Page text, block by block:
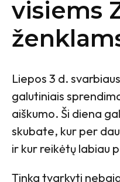
visiems
Liepos 3 d.
galutiniais
aiškumo. Ši diena
skubate, kur per
ir kur reikėtų labiau
Tinka tvarkyti